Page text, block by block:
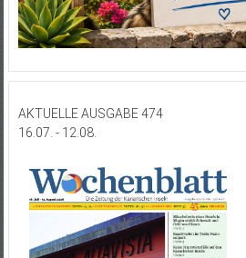
AKTUELLE AUSGABE 474
16.07. - 12.08.